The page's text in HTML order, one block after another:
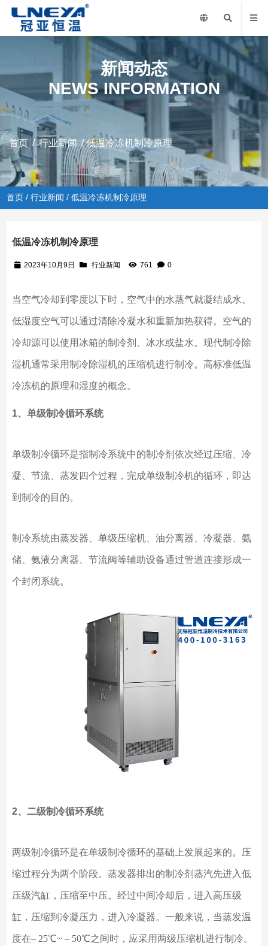
新闻动态
NEWS INFORMATION
首页 /行业新闻/ 低温冷冻机制冷原理
首页 /行业新闻 / 低温冷冻机制冷原理
低温冷冻机制冷原理
2023年10月9日 行业新闻 761 0
当空气冷却到零度以下时，空气中的水蒸气就凝结成水。
低湿度空气可以通过清除冷凝水和重新加热获得。空气的
冷却源可以使用冰箱的制冷剂、冰水或盐水。现代制冷除
湿机通常采用制冷除湿机的压缩机进行制冷。高标准低温
冷冻机的原理和湿度的概念。
1、单级制冷循环系统
单级制冷循环是指制冷系统中的制冷剂依次经过压缩、冷
凝、节流、蒸发四个过程，完成单级制冷机的循环，即达
到制冷的目的。
制冷系统由蒸发器、单级压缩机、油分离器、冷凝器、氨
储、氨液分离器、节流阀等辅助设备通过管道连接形成一
个封闭系统。
2、二级制冷循环系统
两级制冷循环是在单级制冷循环的基础上发展起来的。压
缩过程分为两个阶段。蒸发器排出的制冷剂蒸汽先进入低
压级汽缸，压缩至中压。经过中间冷却后，进入高压级
缸，压缩到冷凝压力，进入冷凝器。一般来说，当蒸发温
度在– 25℃~ – 50℃之间时，应采用两级压缩机进行制冷。